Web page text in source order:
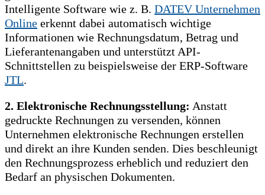
Intelligente Software wie z. B. DATEV Unternehmen
Online erkennt dabei automatisch wichtige
Informationen wie Rechnungsdatum, Betrag und
Lieferantenangaben und unterstützt API-
Schnittstellen zu beispielsweise der ERP-Software
JTL.
2. Elektronische Rechnungsstellung: Anstatt
gedruckte Rechnungen zu versenden, können
Unternehmen elektronische Rechnungen erstellen
und direkt an ihre Kunden senden. Dies beschleunigt
den Rechnungsprozess erheblich und reduziert den
Bedarf an physischen Dokumenten.